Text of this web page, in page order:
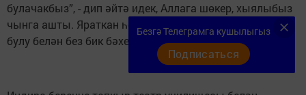
булачакбыз”, - дип әйтә идек, Аллага шөкер, хыялыбыз
чынга ашты. Яраткан һөнәребез, күңел яткан эшебез
булу белән без бик бәхетле.
Безгә Телеграмга кушылыгыз
Подписаться